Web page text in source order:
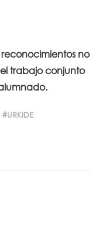
no
trabajo conjunto
URKIDE